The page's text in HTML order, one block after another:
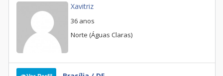
Xavitriz
36 anos
Norte (Águas Claras)